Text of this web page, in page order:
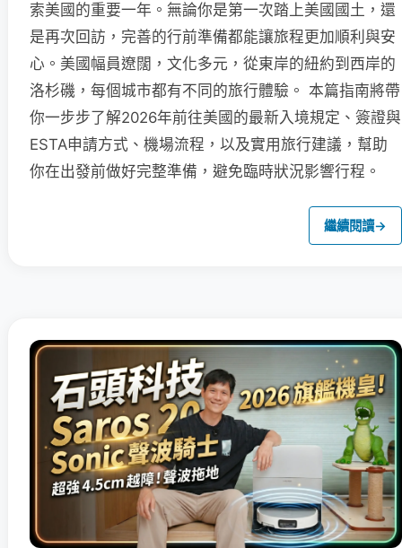
索美國的重要一年。無論你是第一次踏上美國國土，還
是再次回訪，完善的行前準備都能讓旅程更加順利與安
心。美國幅員遼闊，文化多元，從東岸的紐約到西岸的
洛杉磯，每個城市都有不同的旅行體驗。 本篇指南將帶
你一步步了解2026年前往美國的最新入境規定、簽證與
ESTA申請方式、機場流程，以及實用旅行建議，幫助
你在出發前做好完整準備，避免臨時狀況影響行程。
繼續閱讀→